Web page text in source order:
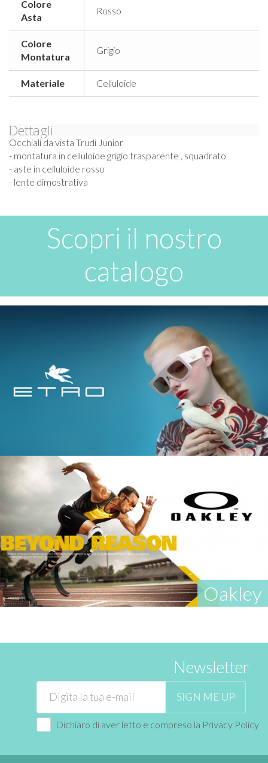
Colore
Asta
Rosso
Colore
Montatura
Grigio
Materiale Celluloide
Dettagli
Occhiali da vista Trudi Junior
- montatura in celluloide grigio trasparente , squadrato
- aste in celluloide rosso
- lente dimostrativa
Scopri il nostro
catalogo
Oakley
Newsletter
SIGN ME UP
Dichiaro di aver letto e compreso la Privacy Policy